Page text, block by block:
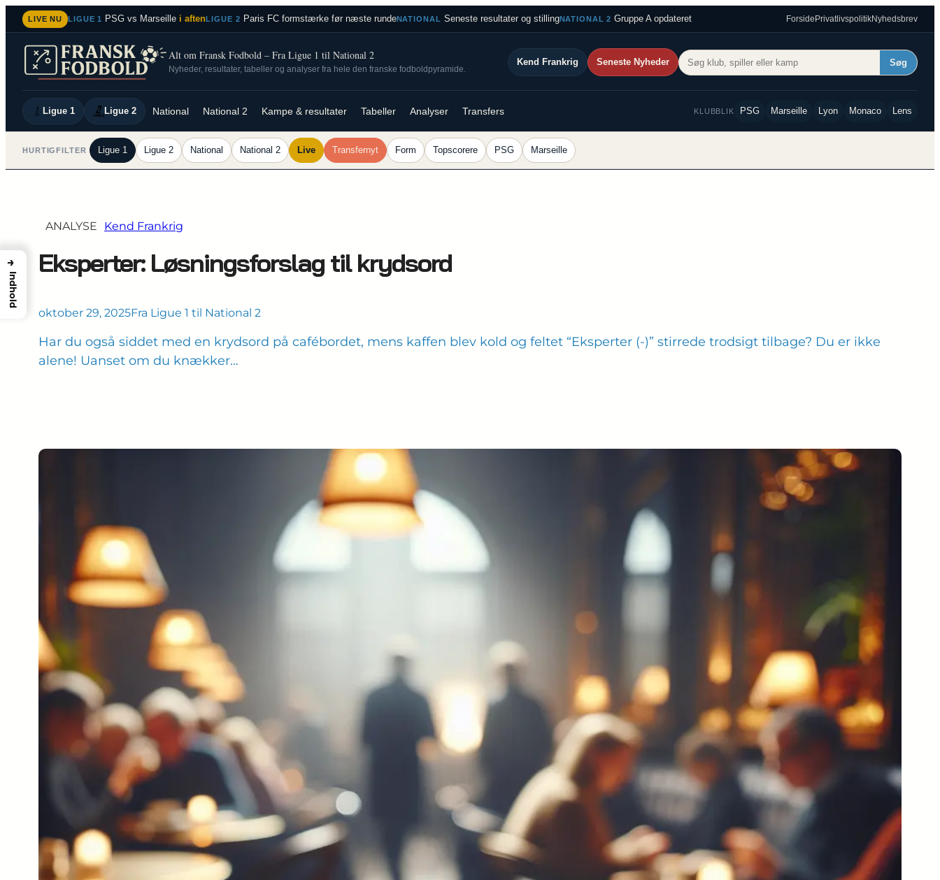
Spring
til
indhold
LIVE NU LIGUE 1 PSG vs Marseille i aftenLIGUE 2 Paris FC formstærke før næste rundeNATIONAL Seneste resultater og stillingNATIONAL 2 Gruppe A opdateret ForsidePrivatlivspolitikNyhedsbrev
Alt om Fransk Fodbold – Fra Ligue 1 til National 2
Nyheder, resultater, tabeller og analyser fra hele den franske fodboldpyramide.
Kend Frankrig Seneste Nyheder Søg
Ligue 1 Ligue 2 National National 2 Kampe & resultater Tabeller Analyser Transfers KLUBBLIK PSG Marseille Lyon Monaco Lens
HURTIGFILTER Ligue 1 Ligue 2 National National 2 Live Transfernyt Form Topscorere PSG Marseille
ANALYSE Kend Frankrig
Eksperter: Løsningsforslag til krydsord
oktober 29, 2025Fra Ligue 1 til National 2
Har du også siddet med en krydsord på cafébordet, mens kaffen blev kold og feltet “Eksperter (-)” stirrede trodsigt tilbage? Du er ikke
alene! Uanset om du knækker…
→
Indhold